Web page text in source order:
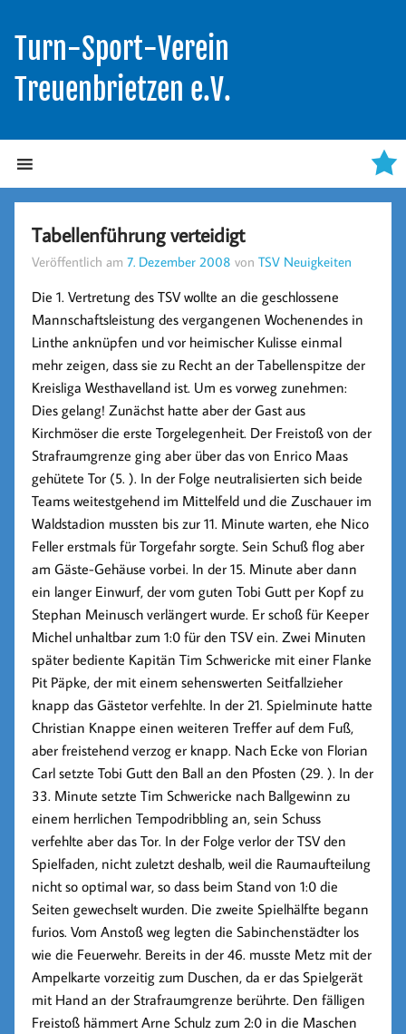
Turn-Sport-Verein
Treuenbrietzen e.V.
Tabellenführung verteidigt
Veröffentlich am7. Dezember 2008 vonTSV Neuigkeiten
Die 1. Vertretung des TSV wollte an die geschlossene
Mannschaftsleistung des vergangenen Wochenendes in
Linthe anknüpfen und vor heimischer Kulisse einmal
mehr zeigen, dass sie zu Recht an der Tabellenspitze der
Kreisliga Westhavelland ist. Um es vorweg zunehmen:
Dies gelang! Zunächst hatte aber der Gast aus
Kirchmöser die erste Torgelegenheit. Der Freistoß von der
Strafraumgrenze ging aber über das von Enrico Maas
gehütete Tor (5. ). In der Folge neutralisierten sich beide
Teams weitestgehend im Mittelfeld und die Zuschauer im
Waldstadion mussten bis zur 11. Minute warten, ehe Nico
Feller erstmals für Torgefahr sorgte. Sein Schuß flog aber
am Gäste-Gehäuse vorbei. In der 15. Minute aber dann
ein langer Einwurf, der vom guten Tobi Gutt per Kopf zu
Stephan Meinusch verlängert wurde. Er schoß für Keeper
Michel unhaltbar zum 1:0 für den TSV ein. Zwei Minuten
später bediente Kapitän Tim Schwericke mit einer Flanke
Pit Päpke, der mit einem sehenswerten Seitfallzieher
knapp das Gästetor verfehlte. In der 21. Spielminute hatte
Christian Knappe einen weiteren Treffer auf dem Fuß,
aber freistehend verzog er knapp. Nach Ecke von Florian
Carl setzte Tobi Gutt den Ball an den Pfosten (29. ). In der
33. Minute setzte Tim Schwericke nach Ballgewinn zu
einem herrlichen Tempodribbling an, sein Schuss
verfehlte aber das Tor. In der Folge verlor der TSV den
Spielfaden, nicht zuletzt deshalb, weil die Raumaufteilung
nicht so optimal war, so dass beim Stand von 1:0 die
Seiten gewechselt wurden. Die zweite Spielhälfte begann
furios. Vom Anstoß weg legten die Sabinchenstädter los
wie die Feuerwehr. Bereits in der 46. musste Metz mit der
Ampelkarte vorzeitig zum Duschen, da er das Spielgerät
mit Hand an der Strafraumgrenze berührte. Den fälligen
Freistoß hämmert Arne Schulz zum 2:0 in die Maschen